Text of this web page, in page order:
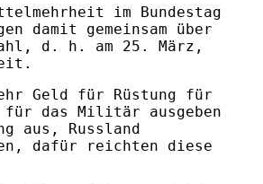
im Bundestag
damit gemeinsam über
d. h. am 25. März,
Geld für Rüstung für
für das Militär ausgeben
aus, Russland
dafür reichten diese